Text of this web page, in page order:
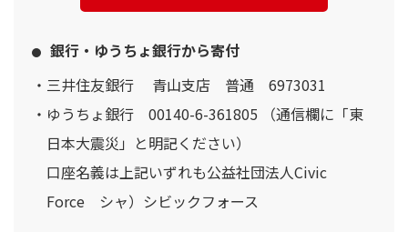
銀行・ゆうちょ銀行から寄付
三井住友銀行 青山支店 普通 6973031
ゆうちょ銀行 00140-6-361805 （通信欄に「東
日本大震災」と明記ください）
口座名義は上記いずれも公益社団法人Civic
Force シャ）シビックフォース